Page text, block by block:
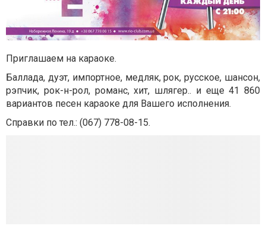
Приглашаем на караоке.
Баллада, дуэт, импортное, медляк, рок, русское, шансон,
рэпчик, рок-н-рол, романс, хит, шлягер.. и еще 41 860
вариантов песен караоке для Вашего исполнения.
Справки по тел.: (067) 778-08-15.